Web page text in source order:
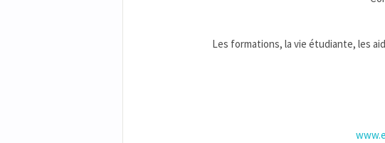
Les formations, la vie étudiante, les